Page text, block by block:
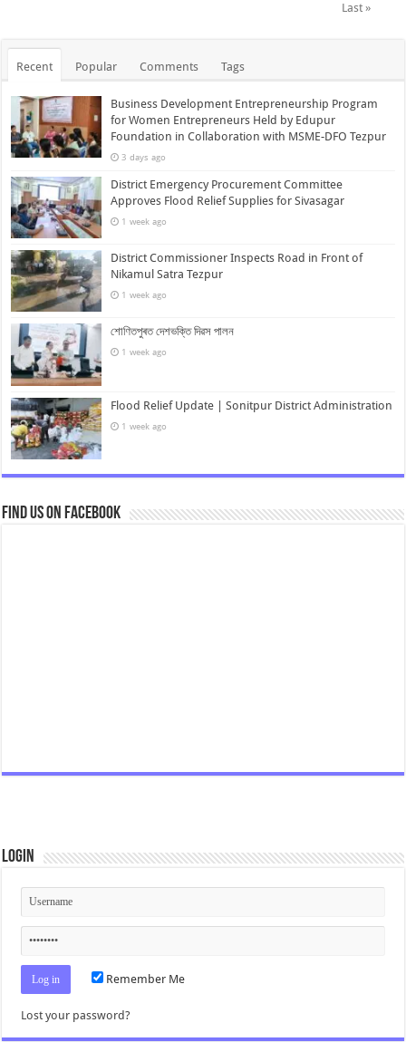
Last »
Recent Popular Comments Tags
Business Development Entrepreneurship Program
for Women Entrepreneurs Held by Edupur
Foundation in Collaboration with MSME-DFO Tezpur
3 days ago
District Emergency Procurement Committee
Approves Flood Relief Supplies for Sivasagar
1 week ago
District Commissioner Inspects Road in Front of
Nikamul Satra Tezpur
1 week ago
শোণিতপুৰত দেশভক্তি দিৱস পালন
1 week ago
Flood Relief Update | Sonitpur District Administration
1 week ago
Find us on Facebook
Login
Remember Me
Lost your password?